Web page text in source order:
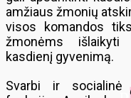
amžiaus žmonių
visos komandos
žmonėms išlaikyti
kasdienį gyvenimą.
Svarbi ir socialinė